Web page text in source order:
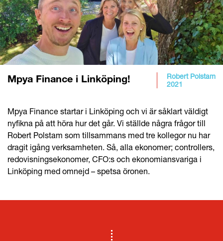
Robert Polstam
2021
Mpya Finance i Linköping!
Mpya Finance startar i Linköping och vi är såklart väldigt
nyfikna på att höra hur det går. Vi ställde några frågor till
Robert Polstam som tillsammans med tre kollegor nu har
dragit igång verksamheten. Så, alla ekonomer; controllers,
redovisningsekonomer, CFO:s och ekonomiansvariga i
Linköping med omnejd – spetsa öronen.